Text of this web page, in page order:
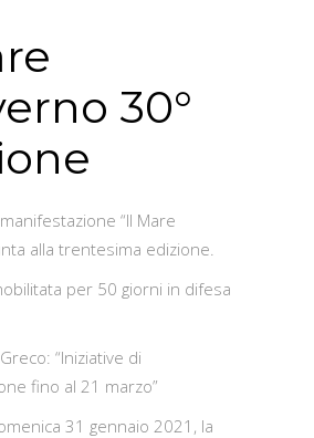
30°
“Il Mare
alla trentesima edizione.
per 50 giorni in difesa
“Iniziative di
fino al 21 marzo”
31 gennaio 2021, la